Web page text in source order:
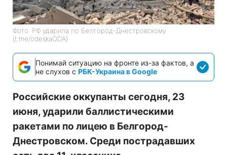
Фото: РФ ударила по Белгород-Днестровскому
(t.me/odeskaODA)
Понимай ситуацию на фронте из-за фактов, а
не слухов с РБК-Украина в Google
Российские оккупанты сегодня, 23
июня, ударили баллистическими
ракетами по лицею в Белгород-
Днестровском. Среди пострадавших